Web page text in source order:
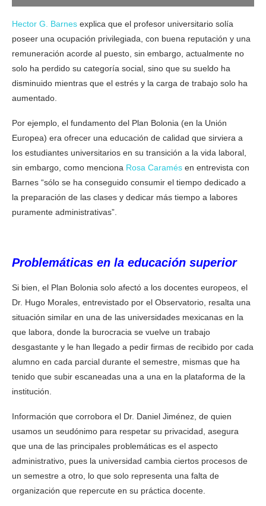
Hector G. Barnes explica que el profesor universitario solía
poseer una ocupación privilegiada, con buena reputación y una
remuneración acorde al puesto, sin embargo, actualmente no
solo ha perdido su categoría social, sino que su sueldo ha
disminuido mientras que el estrés y la carga de trabajo solo ha
aumentado.
Por ejemplo, el fundamento del Plan Bolonia (en la Unión
Europea) era ofrecer una educación de calidad que sirviera a
los estudiantes universitarios en su transición a la vida laboral,
sin embargo, como menciona Rosa Caramés en entrevista con
Barnes “sólo se ha conseguido consumir el tiempo dedicado a
la preparación de las clases y dedicar más tiempo a labores
puramente administrativas”.
Problemáticas en la educación superior
Si bien, el Plan Bolonia solo afectó a los docentes europeos, el
Dr. Hugo Morales, entrevistado por el Observatorio, resalta una
situación similar en una de las universidades mexicanas en la
que labora, donde la burocracia se vuelve un trabajo
desgastante y le han llegado a pedir firmas de recibido por cada
alumno en cada parcial durante el semestre, mismas que ha
tenido que subir escaneadas una a una en la plataforma de la
institución.
Información que corrobora el Dr. Daniel Jiménez, de quien
usamos un seudónimo para respetar su privacidad, asegura
que una de las principales problemáticas es el aspecto
administrativo, pues la universidad cambia ciertos procesos de
un semestre a otro, lo que solo representa una falta de
organización que repercute en su práctica docente.